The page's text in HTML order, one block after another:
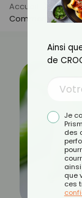
Accueil Actus
Comment Bien
Ainsi
de
Je
des
que
ces